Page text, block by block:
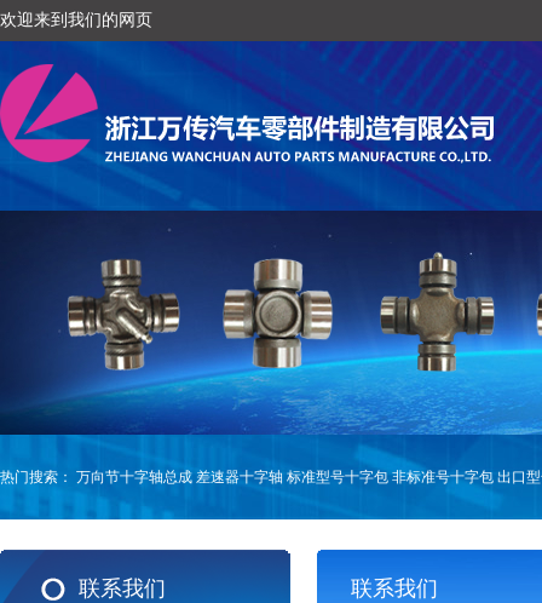
欢迎来到我们的网页
热门搜索： 万向节十字轴总成 差速器十字轴 标准型号十字包 非标准号十字包 出口
联系我们 联系我们